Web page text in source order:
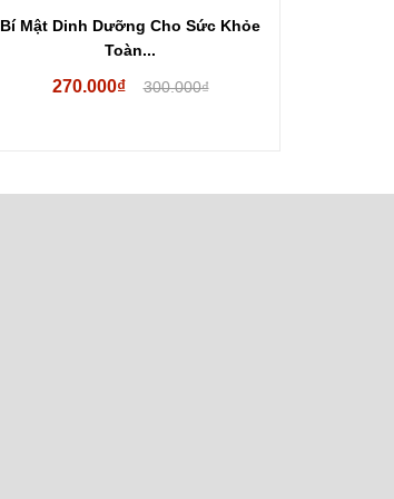
Bí Mật Dinh Dưỡng Cho Sức Khỏe
Toàn...
270.000₫ 300.000₫